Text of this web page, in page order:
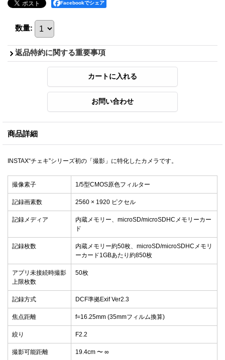
Facebookでシェア
数量:
返品特約に関する重要事項
商品詳細
INSTAX“チェキ”シリーズ初の「撮影」に特化したカメラです。
撮像素子 1/5型CMOS原色フィルター
記録画素数 2560 × 1920 ピクセル
記録メディア
内蔵メモリー、microSD/microSDHCメモリーカー
ド
記録枚数
内蔵メモリー約50枚、microSD/microSDHCメモリ
ーカード1GBあたり約850枚
アプリ未接続時撮影
上限枚数
50枚
記録方式 DCF準拠Exif Ver2.3
焦点距離 f=16.25mm (35mmフィルム換算)
絞り F2.2
撮影可能距離 19.4cm 〜 ∞